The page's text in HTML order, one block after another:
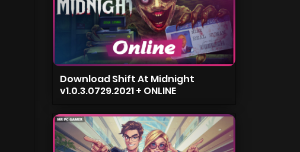
Download Shift At Midnight
v1.0.3.0729.2021 + ONLINE